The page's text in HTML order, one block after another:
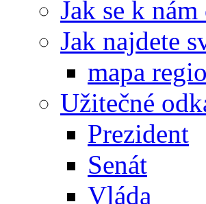
Jak se k nám
Jak najdete
mapa
Užitečné
Prezident
Senát
Vláda